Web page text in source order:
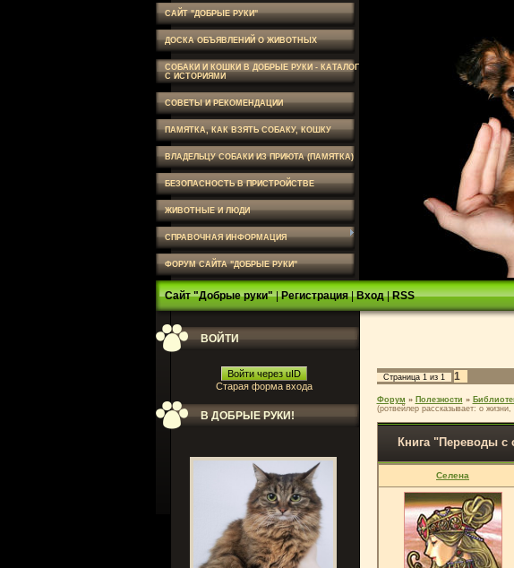
САЙТ "ДОБРЫЕ РУКИ"
ДОСКА ОБЪЯВЛЕНИЙ О ЖИВОТНЫХ
СОБАКИ И КОШКИ В ДОБРЫЕ РУКИ - КАТАЛОГ
С ИСТОРИЯМИ
СОВЕТЫ И РЕКОМЕНДАЦИИ
ПАМЯТКА, КАК ВЗЯТЬ СОБАКУ, КОШКУ
ВЛАДЕЛЬЦУ СОБАКИ ИЗ ПРИЮТА (ПАМЯТКА)
БЕЗОПАСНОСТЬ В ПРИСТРОЙСТВЕ
ЖИВОТНЫЕ И ЛЮДИ
СПРАВОЧНАЯ ИНФОРМАЦИЯ
ФОРУМ САЙТА "ДОБРЫЕ РУКИ"
Сайт "Добрые руки"|Регистрация|Вход|RSS
ВОЙТИ
Войти через uID
Старая форма входа
В ДОБРЫЕ РУКИ!
Страница 1из 1 1
Форум » Полезности »
(ротвейлер рассказывает: о
Книга "Переводы с
Селена